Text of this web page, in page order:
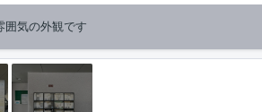
囲気の外観です